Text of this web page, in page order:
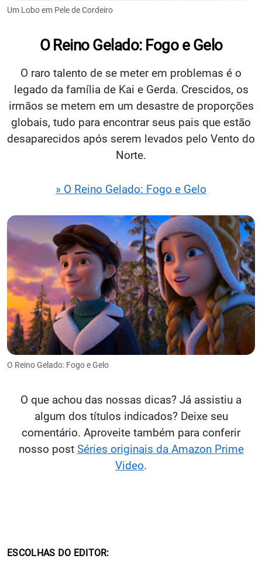
Um Lobo em Pele de Cordeiro
O Reino Gelado: Fogo e Gelo
O raro talento de se meter em problemas é o
legado da família de Kai e Gerda. Crescidos, os
irmãos se metem em um desastre de proporções
globais, tudo para encontrar seus pais que estão
desaparecidos após serem levados pelo Vento do
Norte.
» O Reino Gelado: Fogo e Gelo
O Reino Gelado: Fogo e Gelo
O que achou das nossas dicas? Já assistiu a
algum dos títulos indicados? Deixe seu
comentário. Aproveite também para conferir
nosso post Séries originais da Amazon Prime
Video.
ESCOLHAS DO EDITOR